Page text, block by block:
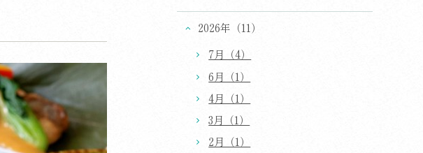
2026年（11）
7月（4）
6月（1）
4月（1）
3月（1）
2月（1）